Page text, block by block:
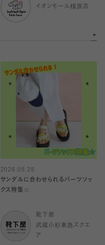
イオンモール橿原店
2026.05.28
サンダルに合わせられるパーツソッ
クス特集☆
靴下屋
武蔵小杉東急スクエ
ア